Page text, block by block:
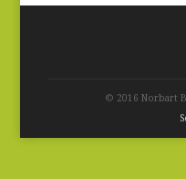
© 2016 Norbart